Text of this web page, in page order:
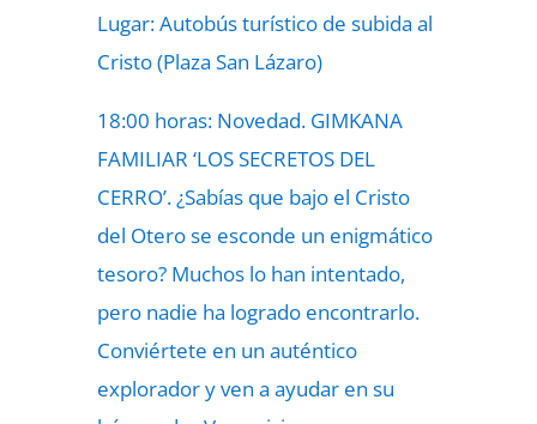
Lugar: Autobús turístico de subida al
Cristo (Plaza San Lázaro)
18:00 horas: Novedad. GIMKANA
FAMILIAR ‘LOS SECRETOS DEL
CERRO’. ¿Sabías que bajo el Cristo
del Otero se esconde un enigmático
tesoro? Muchos lo han intentado,
pero nadie ha logrado encontrarlo.
Conviértete en un auténtico
explorador y ven a ayudar en su